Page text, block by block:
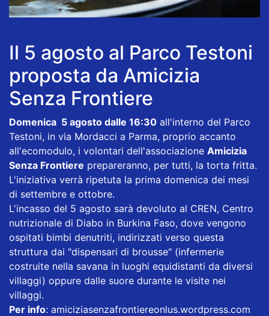
Il 5 agosto al Parco Testoni
proposta da Amicizia
Senza Frontiere
Domenica 5 agosto dalle 16:30 all'interno del Parco
Testoni, in via Mordacci a Parma, proprio accanto
all'ecomodulo, i volontari dell'associazione Amicizia
Senza Frontiere prepareranno, per tutti, la torta fritta.
L'iniziativa verrà ripetuta la prima domenica dei mesi
di settembre e ottobre.
L'incasso del 5 agosto sarà devoluto al CREN, Centro
nutrizionale di Diabo in Burkina Faso, dove vengono
ospitati bimbi denutriti, indirizzati verso questa
struttura dai "dispensari di brousse" (infermerie
costruite nella savana in luoghi equidistanti da diversi
villaggi) oppure dalle suore durante le visite nei
villaggi.
Per info: amiciziasenzafrontiereonlus.wordpress.com